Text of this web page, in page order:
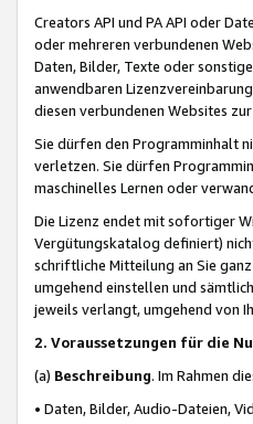
Creators API und PA API oder
oder mehreren verbundenen
Daten, Bilder, Texte oder
anwendbaren
diesen verbundenen Websites
Sie dürfen den Programminhalt
verletzen. Sie dürfen
maschinelles Lernen oder
Die Lizenz endet mit sofortiger
Vergütungskatalog definiert)
schriftliche Mitteilung an Sie
umgehend einstellen und
jeweils verlangt, umgehend von
2. Voraussetzungen für die
(a) Beschreibung. Im Rahmen
• Daten, Bilder, Audio-Dateien,